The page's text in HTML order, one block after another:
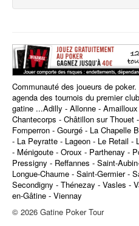
Communauté des joueurs de
agenda des tournois du premier
gatine ...Adilly - Allonne -
Chantecorps - Châtillon sur Thouet
Fomperron - Gourgé - La Chapelle
- La Peyratte - Lageon - Le Retail -
- Ménigoute - Oroux - Parthenay -
Pressigny - Reffannes - Saint-
Longue-Chaume - Saint-Germier -
Secondigny - Thénezay - Vasles -
en-Gâtine - Viennay
© 2026 Gatine Poker Tour